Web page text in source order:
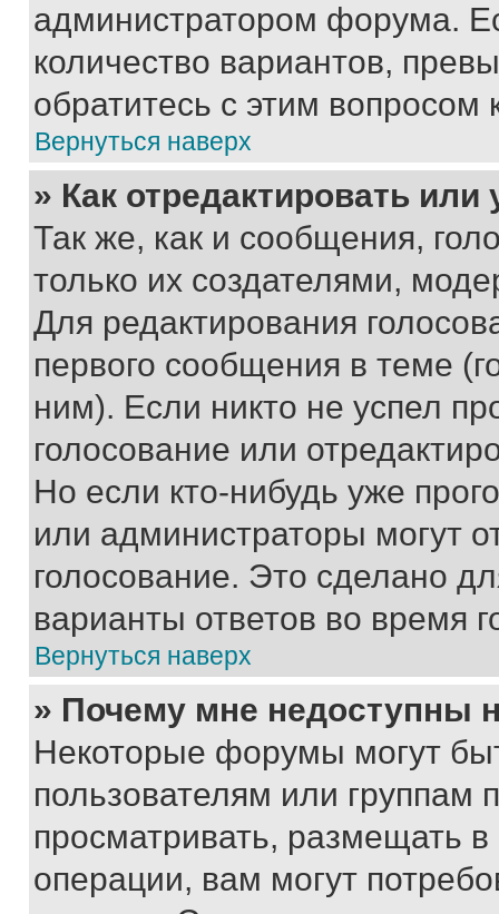
администратором форума.
количество вариантов,
обратитесь с этим вопросом
Вернуться наверх
» Как отредактировать
Так же, как и сообщения,
только их создателями,
Для редактирования
первого сообщения в теме
ним). Если никто не успел
голосование или
Но если кто-нибудь уже
или администраторы могут
голосование. Это сделано
варианты ответов во время
Вернуться наверх
» Почему мне недоступны
Некоторые форумы могут
пользователям или группам
просматривать, размещать
операции, вам могут